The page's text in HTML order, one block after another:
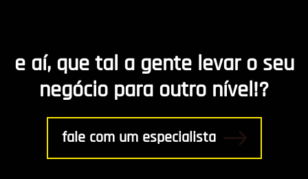
R8 Indica
Gestão
e aí, que tal a gente levar o seu
negócio para outro nível!?
fale com um especialista